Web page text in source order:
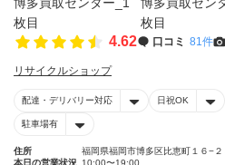
4.62 口コミ 81件
リサイクルショップ
配達・デリバリー対応 日祝OK
駐車場有
住所
福岡県福岡市博多区比恵町１６−２
本日の営業状況 10:00〜19:00